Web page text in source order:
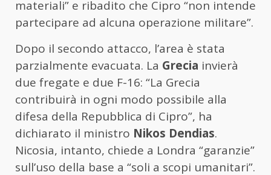
materiali” e ribadito che Cipro “non intende
partecipare ad alcuna operazione militare”.
Dopo il secondo attacco, l’area è stata
parzialmente evacuata. La Grecia invierà
due fregate e due F-16: “La Grecia
contribuirà in ogni modo possibile alla
difesa della Repubblica di Cipro”, ha
dichiarato il ministro Nikos Dendias.
Nicosia, intanto, chiede a Londra “garanzie”
sull’uso della base a “soli a scopi umanitari”.